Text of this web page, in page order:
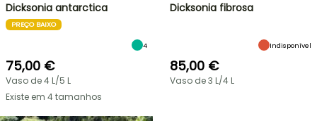
Dicksonia antarctica
PREÇO BAIXO
4
75,00 €
Vaso de 4 L/5 L
Existe em 4 tamanhos
Dicksonia fibrosa
Indisponível
85,00 €
Vaso de 3 L/4 L